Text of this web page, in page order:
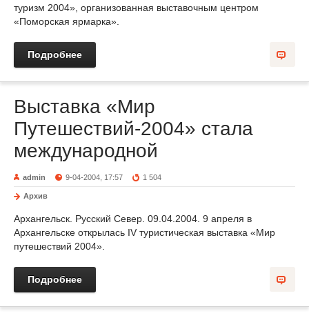
туризм 2004», организованная выставочным центром
«Поморская ярмарка».
Подробнее
Выставка «Мир
Путешествий-2004» стала
международной
admin 9-04-2004, 17:57 1 504
Архив
Архангельск. Русский Север. 09.04.2004. 9 апреля в
Архангельске открылась IV туристическая выставка «Мир
путешествий 2004».
Подробнее